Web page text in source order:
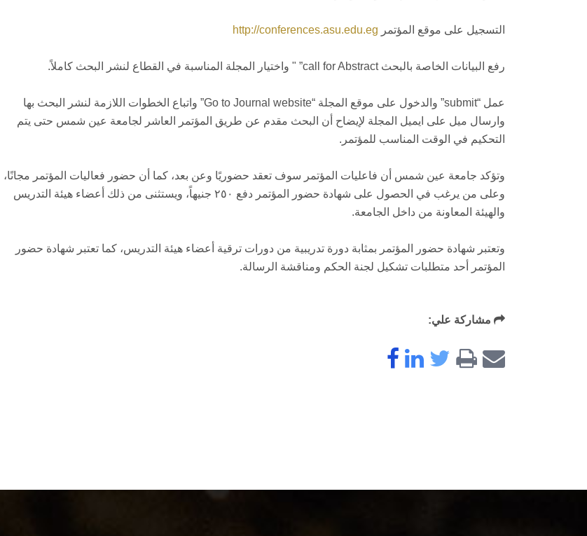
التسجيل على موقع المؤتمر http://conferences.asu.edu.eg
رفع البيانات الخاصة بالبحث call for Abstract” " واختيار المجلة المناسبة في القطاع لنشر البحث كاملاً.
عمل “submit” والدخول على موقع المجلة “Go to Journal website” واتباع الخطوات اللازمة لنشر البحث بها
وارسال ميل على ايميل المجلة لإيضاح أن البحث مقدم عن طريق المؤتمر العاشر لجامعة عين شمس حتى يتم
التحكيم في الوقت المناسب للمؤتمر.
وتؤكد جامعة عين شمس أن فاعليات المؤتمر سوف تعقد حضوريًا وعن بعد، كما أن حضور فعاليات المؤتمر مجانًا،
وعلى من يرغب في الحصول على شهادة حضور المؤتمر دفع ٢٥٠ جنيهاً، ويستثنى من ذلك أعضاء هيئة التدريس
والهيئة المعاونة من داخل الجامعة.
وتعتبر شهادة حضور المؤتمر بمثابة دورة تدريبية من دورات ترقية أعضاء هيئة التدريس، كما تعتبر شهادة حضور
المؤتمر أحد متطلبات تشكيل لجنة الحكم ومناقشة الرسالة.
مشاركة علي: